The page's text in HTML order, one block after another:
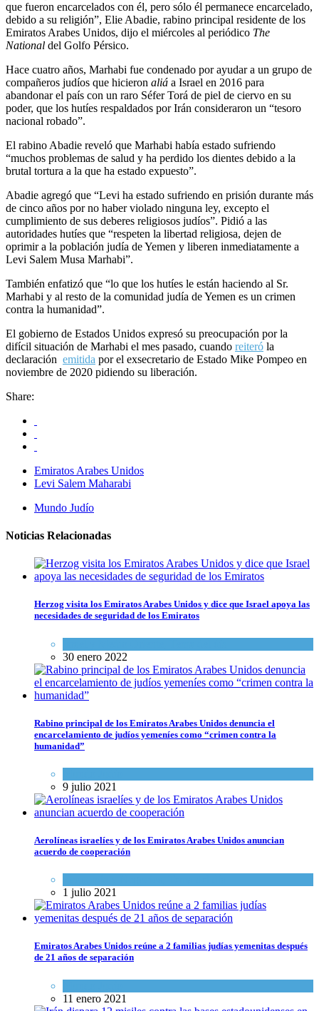
que fueron encarcelados con él, pero sólo él permanece encarcelado,
debido a su religión”, Elie Abadie, rabino principal residente de los
Emiratos Arabes Unidos, dijo el miércoles al periódico The
National del Golfo Pérsico.
Hace cuatro años, Marhabi fue condenado por ayudar a un grupo de
compañeros judíos que hicieron aliá a Israel en 2016 para
abandonar el país con un raro Séfer Torá de piel de ciervo en su
poder, que los hutíes respaldados por Irán consideraron un “tesoro
nacional robado”.
El rabino Abadie reveló que Marhabi había estado sufriendo
“muchos problemas de salud y ha perdido los dientes debido a la
brutal tortura a la que ha estado expuesto”.
Abadie agregó que “Levi ha estado sufriendo en prisión durante más
de cinco años por no haber violado ninguna ley, excepto el
cumplimiento de sus deberes religiosos judíos”. Pidió a las
autoridades hutíes que “respeten la libertad religiosa, dejen de
oprimir a la población judía de Yemen y liberen inmediatamente a
Levi Salem Musa Marhabi”.
También enfatizó que “lo que los hutíes le están haciendo al Sr.
Marhabi y al resto de la comunidad judía de Yemen es un crimen
contra la humanidad”.
El gobierno de Estados Unidos expresó su preocupación por la
difícil situación de Marhabi el mes pasado, cuando reiteró la
declaración emitida por el exsecretario de Estado Mike Pompeo en
noviembre de 2020 pidiendo su liberación.
Share:
Emiratos Arabes Unidos
Levi Salem Maharabi
Mundo Judío
Noticias Relacionadas
Herzog visita los Emiratos Arabes Unidos y dice que Israel apoya las
necesidades de seguridad de los Emiratos
30 enero 2022
Rabino principal de los Emiratos Arabes Unidos denuncia el
encarcelamiento de judíos yemeníes como “crimen contra la
humanidad”
9 julio 2021
Aerolíneas israelíes y de los Emiratos Arabes Unidos anuncian
acuerdo de cooperación
1 julio 2021
Emiratos Arabes Unidos reúne a 2 familias judías yemenitas después
de 21 años de separación
11 enero 2021